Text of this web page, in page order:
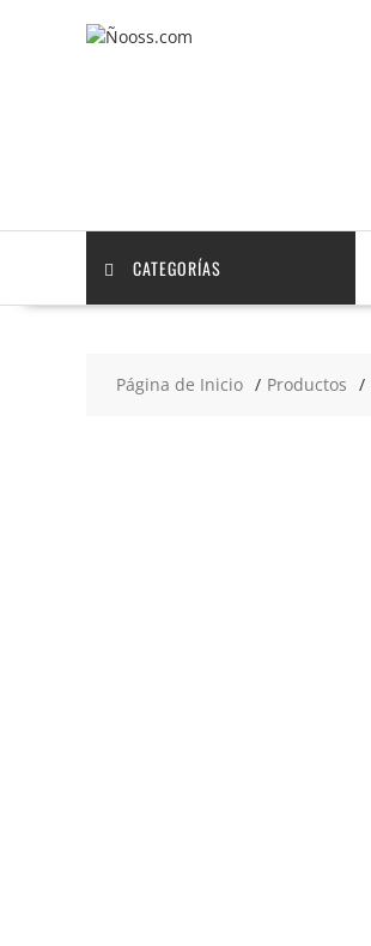
CATEGORÍAS
Página de Inicio Productos